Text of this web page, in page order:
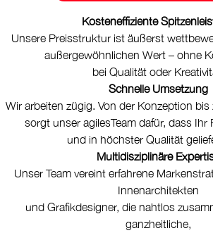
Kosteneffiziente
Unsere Preisstruktur ist äußerst
außergewöhnlichen Wert – ohne
bei Qualität oder
Schnelle Umsetzung
Wir arbeiten zügig. Von der Konzeption
sorgt unser agilesTeam dafür, dass Ihr
und in höchster Qualität
Multidisziplinäre
Unser Team vereint erfahrene
Innenarchitekten
und Grafikdesigner, die nahtlos
ganzheitliche,